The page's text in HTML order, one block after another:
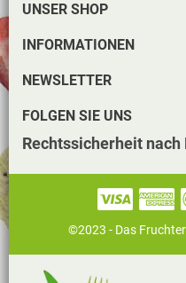
UNSER SHOP
INFORMATIONEN
NEWSLETTER
FOLGEN SIE UNS
Rechtssicherheit nach
©2023 - Das